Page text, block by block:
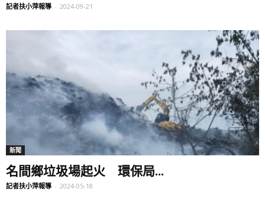
記者扶小萍報導 - 2024-09-21
新聞
名間鄉垃圾場起火 環保局...
記者扶小萍報導 - 2024-05-18